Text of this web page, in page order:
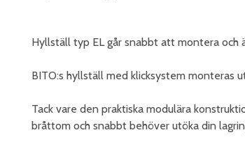
Hyllställ typ EL går snabbt att montera och
BITO:s hyllställ med klicksystem monteras
Tack vare den praktiska modulära
bråttom och snabbt behöver utöka din